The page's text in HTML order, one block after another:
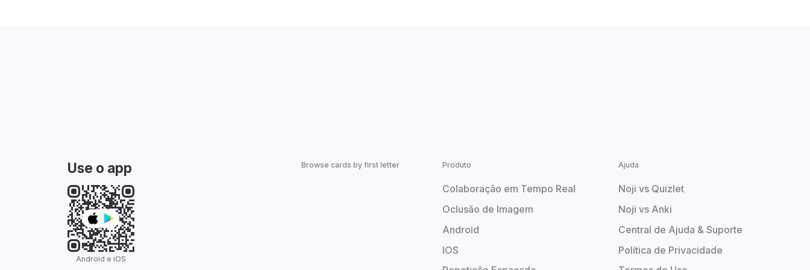
Use o app
Android e iOS
Browse cards by first letter Produto
Colaboração em Tempo Real
Oclusão de Imagem
Android
IOS
Ajuda
Noji vs Quizlet
Noji vs Anki
Central de Ajuda & Suporte
Política de Privacidade